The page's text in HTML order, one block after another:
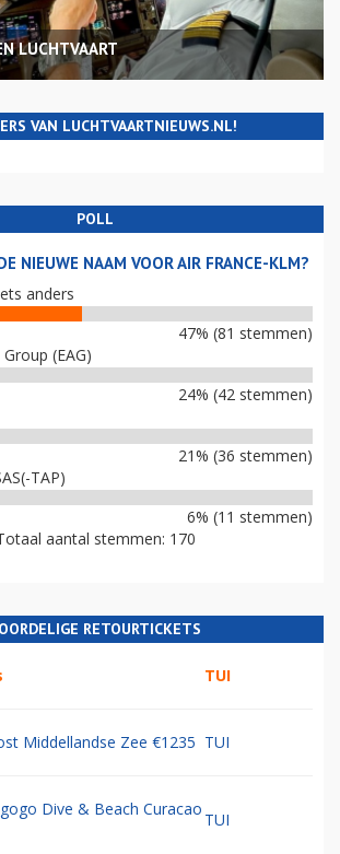
LUCHTVAART
VAN LUCHTVAARTNIEUWS.NL!
POLL
NIEUWE NAAM VOOR AIR FRANCE-KLM?
anders
47% (81 stemmen)
(EAG)
24% (42 stemmen)
21% (36 stemmen)
TAP)
6% (11 stemmen)
aantal stemmen: 170
RETOURTICKETS
TUI
Middellandse Zee €1235 TUI
Dive & Beach Curacao
TUI